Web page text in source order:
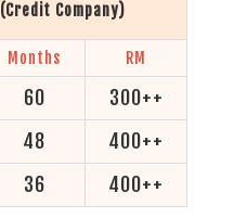
(Credit Company)
Months RM
60
300++
48
400++
36 400++